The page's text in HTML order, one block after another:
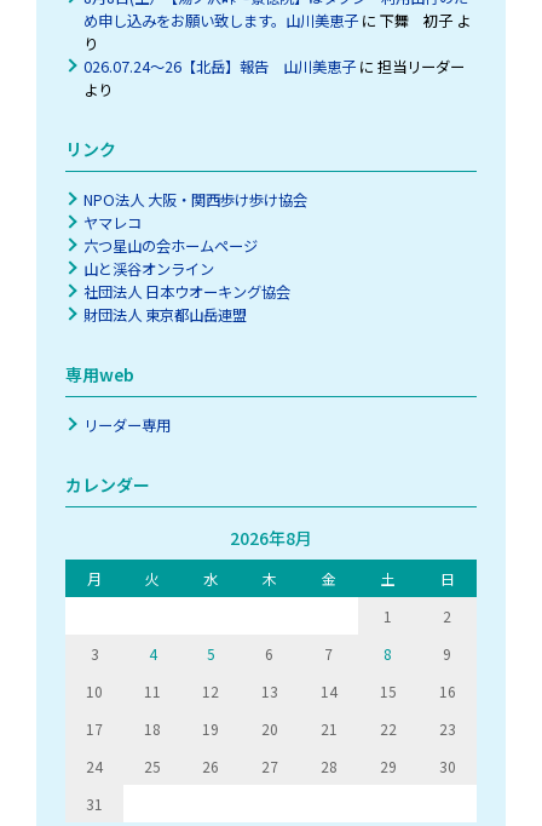
め申し込みをお願い致します。山川美恵子 に 下舞 初子 よ
り
026.07.24～26【北岳】報告 山川美恵子 に 担当リーダー
より
リンク
NPO法人 大阪・関西歩け歩け協会
ヤマレコ
六つ星山の会ホームページ
山と渓谷オンライン
社団法人 日本ウオーキング協会
財団法人 東京都山岳連盟
専用web
リーダー専用
カレンダー
2026年8月
月 火 水 木 金 土
日
1
2
3
4 5 6 7 8
9
10
11 12 13 14 15
16
17
18 19 20 21 22
23
24
25 26 27 28 29
30
31